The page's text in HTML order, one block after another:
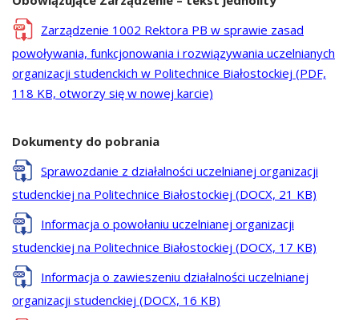
Zarządzenie 1002 Rektora PB w sprawie zasad
powoływania, funkcjonowania i rozwiązywania uczelnianych
organizacji studenckich w Politechnice Białostockiej (PDF,
118 KB, otworzy się w nowej karcie)
Dokumenty do pobrania
Sprawozdanie z działalności uczelnianej organizacji
studenckiej na Politechnice Białostockiej (DOCX, 21 KB)
Informacja o powołaniu uczelnianej organizacji
studenckiej na Politechnice Białostockiej (DOCX, 17 KB)
Informacja o zawieszeniu działalności uczelnianej
organizacji studenckiej (DOCX, 16 KB)